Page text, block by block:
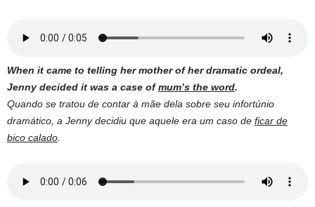
When it came to telling her mother of her dramatic ordeal,
Jenny decided it was a case ofmum’s the word.
Quando se tratou de contar à mãe dela sobre seu infortúnio
dramático, a Jenny decidiu que aquele era um caso de ficar de
bico calado